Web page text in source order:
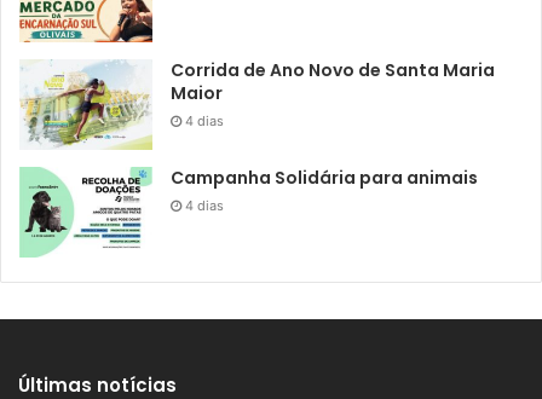
Corrida de Ano Novo de Santa Maria
Maior
4 dias
Campanha Solidária para animais
4 dias
Últimas notícias